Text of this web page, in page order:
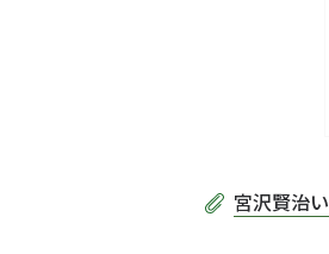
宮沢賢治